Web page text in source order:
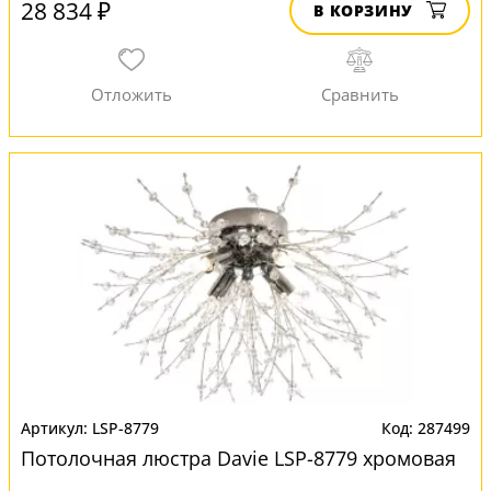
28 834 ₽ В КОРЗИНУ
LSP-8779 287499
Потолочная люстра Davie LSP-8779 хромовая